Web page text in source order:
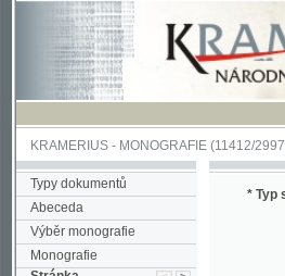
KRAMERIUS-MONOGRAFIE(11412/
Typy dokumentů
Abeceda
Výběr monografie
Monografie
Stránka
/628
* Typ
*
*